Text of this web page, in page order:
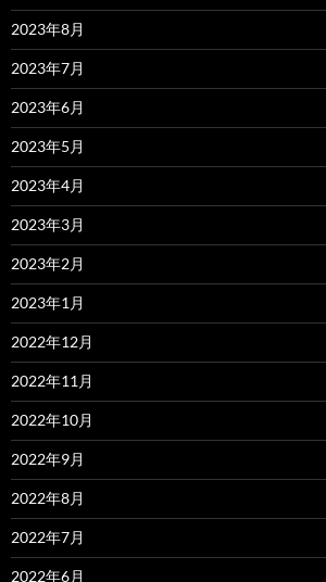
2023年8月
2023年7月
2023年6月
2023年5月
2023年4月
2023年3月
2023年2月
2023年1月
2022年12月
2022年11月
2022年10月
2022年9月
2022年8月
2022年7月
2022年6月